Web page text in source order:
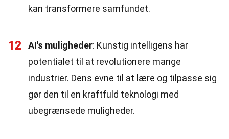
kan transformere samfundet.
12 AI's muligheder: Kunstig intelligens har
potentialet til at revolutionere mange
industrier. Dens evne til at lære og tilpasse sig
gør den til en kraftfuld teknologi med
ubegrænsede muligheder.